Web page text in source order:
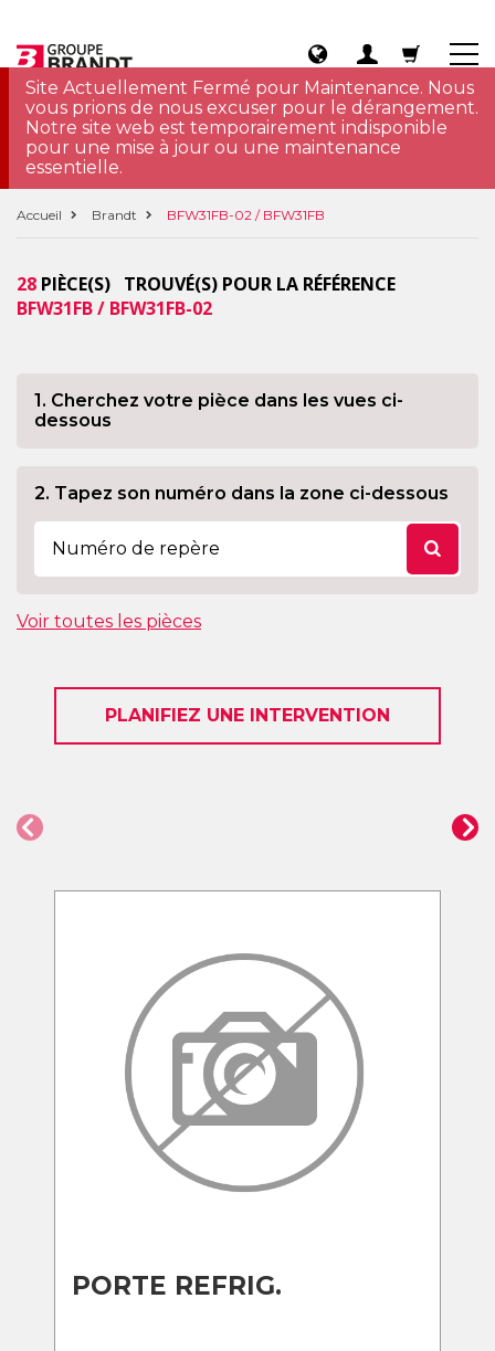
Site Actuellement Fermé pour Maintenance. Nous
vous prions de nous excuser pour le dérangement.
Notre site web est temporairement indisponible
pour une mise à jour ou une maintenance
essentielle.
Accueil Brandt BFW31FB-02 / BFW31FB
28 PIÈCE(S) TROUVÉ(S) POUR LA RÉFÉRENCE
BFW31FB / BFW31FB-02
1. Cherchez votre pièce dans les vues ci-
dessous
2. Tapez son numéro dans la zone ci-dessous
Voir toutes les pièces
PLANIFIEZ UNE INTERVENTION
PORTE REFRIG.